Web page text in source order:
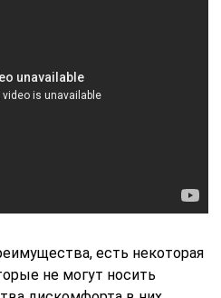
есть некоторая
не могут носить